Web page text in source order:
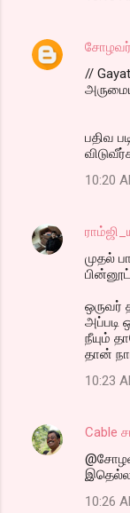
//
பதிவ
10:20
முதல்
ஒருவர்
அப்படி
நீயும்
தான்
10:23
Cable
10:26